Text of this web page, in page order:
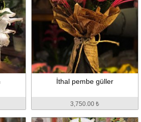
İthal pembe güller
3,750.00 ₺